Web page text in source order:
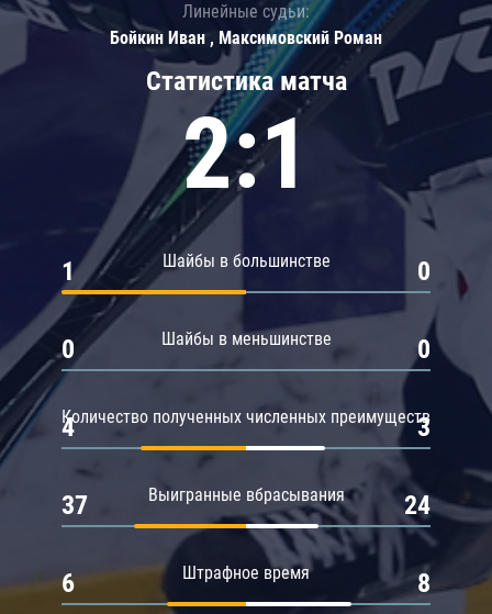
Статистика матча
2:1
Шайбы в большинстве
1 0
Шайбы в меньшинстве
0 0
Количество полученных численных преимуществ
4 3
Выигранные вбрасывания
37 24
Штрафное время
6 8
Линейные судьи:
Бойкин Иван , Максимовский Роман